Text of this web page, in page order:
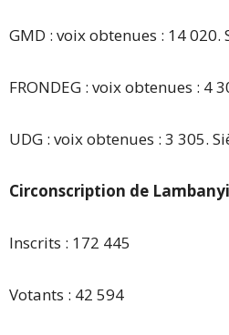
GMD : voix obtenues : 14 020.
FRONDEG : voix obtenues : 4
UDG : voix obtenues : 3 305.
Circonscription de Lambanyi
Inscrits : 172 445
Votants : 42 594